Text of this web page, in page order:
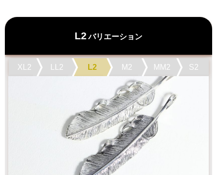
プレゼント用でも安心してご利用いただけます
1商品
¥1,100
最適なケースで
お届けします
コレクト／カード決済
L2 バリエーション
XL2 LL2 L2 M2 MM2 S2